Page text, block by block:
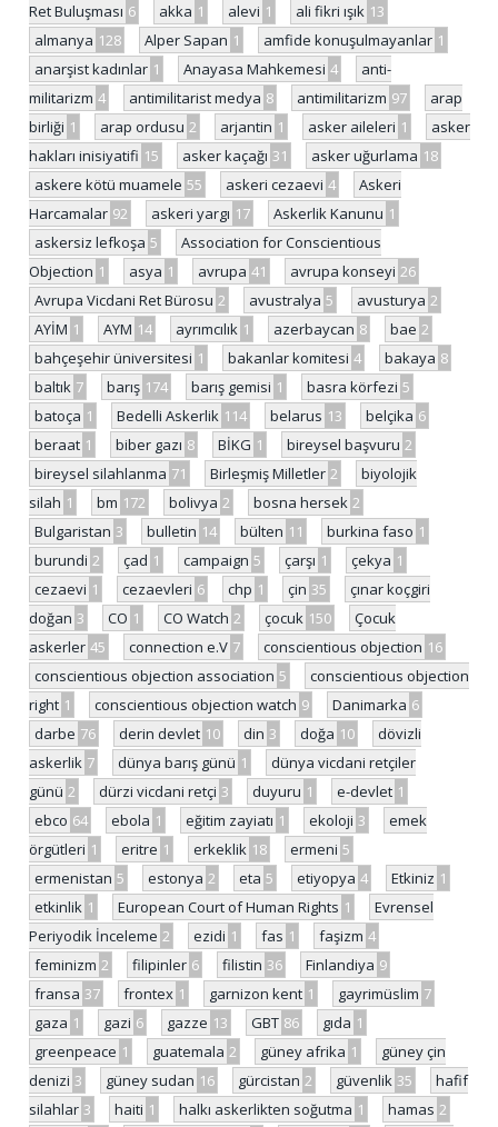
Ret Buluşması 6 akka 1 alevi 1 ali fikri ışık 13
almanya 128 Alper Sapan 1 amfide konuşulmayanlar 1
anarşist kadınlar 1 Anayasa Mahkemesi 4
anti-
militarizm 4 antimilitarist medya 8 antimilitarizm 97
arap
birliği 1 arap ordusu 2 arjantin 1 asker aileleri 1
asker
hakları inisiyatifi 15 asker kaçağı 31 asker uğurlama 18
askere kötü muamele 55 askeri cezaevi 4
Askeri
Harcamalar 92 askeri yargı 17 Askerlik Kanunu 1
askersiz lefkoşa 5
Association for Conscientious
Objection 1 asya 1 avrupa 41 avrupa konseyi 26
Avrupa Vicdani Ret Bürosu 2 avustralya 5 avusturya 2
AYİM 1 AYM 14 ayrımcılık 1 azerbaycan 8 bae 2
bahçeşehir üniversitesi 1 bakanlar komitesi 4 bakaya 8
baltık 7 barış 174 barış gemisi 1 basra körfezi 5
batoça 1 Bedelli Askerlik 114 belarus 13 belçika 6
beraat 1 biber gazı 8 BİKG 1 bireysel başvuru 2
bireysel silahlanma 71 Birleşmiş Milletler 2
biyolojik
silah 1 bm 172 bolivya 2 bosna hersek 2
Bulgaristan 3 bulletin 14 bülten 11 burkina faso 1
burundi 2 çad 1 campaign 5 çarşı 1 çekya 1
cezaevi 1 cezaevleri 6 chp 1 çin 35
çınar koçgiri
doğan 3 CO 1 CO Watch 2 çocuk 150
Çocuk
askerler 45 connection e.V 7 conscientious objection 16
conscientious objection association 5
conscientious objection
right 1 conscientious objection watch 9 Danimarka 6
darbe 76 derin devlet 10 din 3 doğa 10
dövizli
askerlik 7 dünya barış günü 1
dünya vicdani retçiler
günü 2 dürzi vicdani retçi 3 duyuru 1 e-devlet 1
ebco 64 ebola 1 eğitim zayiatı 1 ekoloji 3
emek
örgütleri 1 eritre 1 erkeklik 18 ermeni 5
ermenistan 5 estonya 2 eta 5 etiyopya 4 Etkiniz 1
etkinlik 1 European Court of Human Rights 1
Evrensel
Periyodik İnceleme 2 ezidi 1 fas 1 faşizm 4
feminizm 2 filipinler 6 filistin 36 Finlandiya 9
fransa 37 frontex 1 garnizon kent 1 gayrimüslim 7
gaza 1 gazi 6 gazze 13 GBT 86 gıda 1
greenpeace 1 guatemala 2 güney afrika 1
güney çin
denizi 3 güney sudan 16 gürcistan 2 güvenlik 35
hafif
silahlar 3 haiti 1 halkı askerlikten soğutma 1 hamas 2